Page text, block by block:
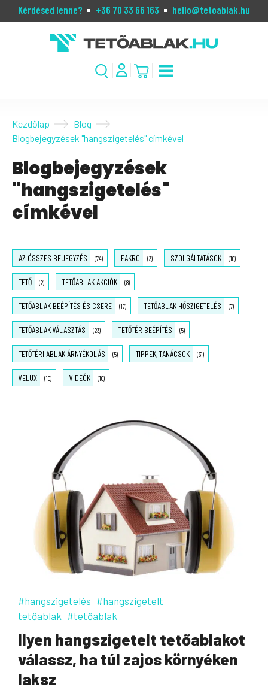
Kérdésed lenne? +36 70 33 66 163 hello@tetoablak.hu
Kezdőlap
Blog
Blogbejegyzések "hangszigetelés" címkével
Blogbejegyzések
"hangszigetelés"
címkével
AZ ÖSSZES BEJEGYZÉS (74) FAKRO (3) SZOLGÁLTATÁSOK (10)
TETŐ (2) TETŐABLAK AKCIÓK (8)
TETŐABLAK BEÉPÍTÉS ÉS CSERE (17) TETŐABLAK HŐSZIGETELÉS (7)
TETŐABLAK VÁLASZTÁS (23) TETŐTÉR BEÉPÍTÉS (5)
TETŐTÉRI ABLAK ÁRNYÉKOLÁS (5) TIPPEK, TANÁCSOK (31)
VELUX (10) VIDEÓK (10)
#hangszigetelés #hangszigetelt
tetőablak #tetőablak
Ilyen hangszigetelt tetőablakot
válassz, ha túl zajos környéken
laksz